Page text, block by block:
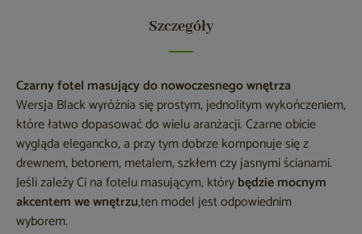
Szczegóły
Czarny fotel masujący do nowoczesnego wnętrza
Wersja Black wyróżnia się prostym, jednolitym wykończeniem,
które łatwo dopasować do wielu aranżacji. Czarne obicie
wygląda elegancko, a przy tym dobrze komponuje się z
drewnem, betonem, metalem, szkłem czy jasnymi ścianami.
Jeśli zależy Ci na fotelu masującym, którybędzie mocnym
akcentem we wnętrzu,ten model jest odpowiednim
wyborem.